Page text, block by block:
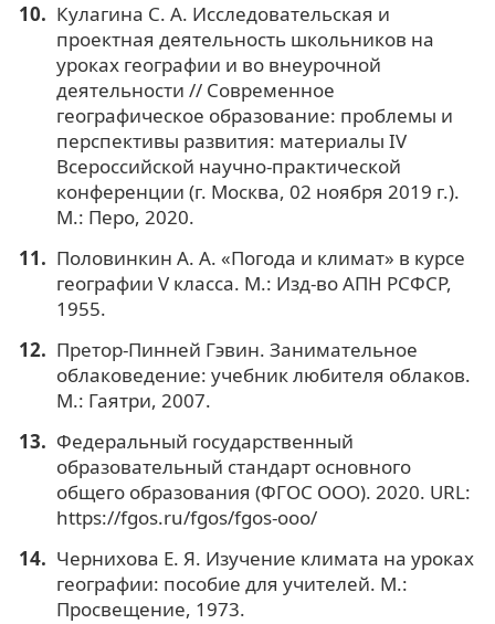
Кулагина С. А. Исследовательская и
проектная деятельность школьников на
уроках географии и во внеурочной
деятельности // Современное
географическое образование: проблемы и
перспективы развития: материалы IV
Всероссийской научно-практической
конференции (г. Москва, 02 ноября 2019 г.).
М.: Перо, 2020.
Половинкин А. А. «Погода и климат» в курсе
географии V класса. М.: Изд-во АПН РСФСР,
1955.
Претор-Пинней Гэвин. Занимательное
облаковедение: учебник любителя облаков.
М.: Гаятри, 2007.
Федеральный государственный
образовательный стандарт основного
общего образования (ФГОС ООО). 2020. URL:
https://fgos.ru/fgos/fgos-ooo/
Чернихова Е. Я. Изучение климата на уроках
географии: пособие для учителей. М.:
Просвещение, 1973.